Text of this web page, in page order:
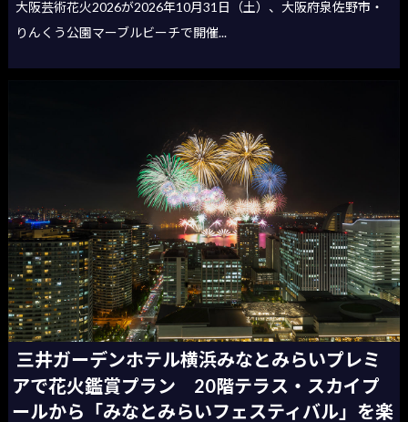
大阪芸術花火2026が2026年10月31日（土）、大阪府泉佐野市・
りんくう公園マーブルビーチで開催...
三井ガーデンホテル横浜みなとみらいプレミ
アで花火鑑賞プラン 20階テラス・スカイプ
ールから「みなとみらいフェスティバル」を楽